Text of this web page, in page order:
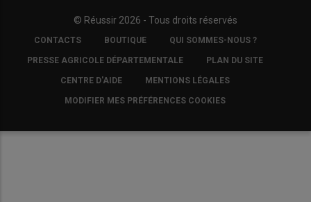
© Réussir 2026 - Tous droits réservés
FOOTER
COPYRIGHT
CONTACTS BOUTIQUE QUI SOMMES-NOUS ?
PRESSE AGRICOLE DÉPARTEMENTALE PLAN DU SITE
CENTRE D'AIDE MENTIONS LÉGALES
MODIFIER MES PRÉFÉRENCES COOKIES